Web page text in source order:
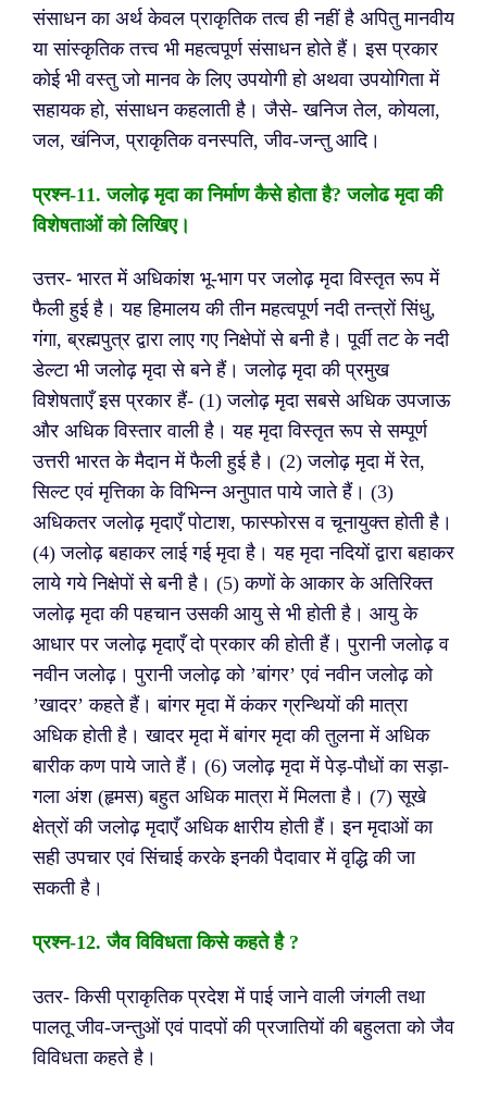
संसाधन का अर्थ केवल प्राकृतिक तत्व ही नहीं है अपितु मानवीय
या सांस्कृतिक तत्त्व भी महत्वपूर्ण संसाधन होते हैं। इस प्रकार
कोई भी वस्तु जो मानव के लिए उपयोगी हो अथवा उपयोगिता में
सहायक हो, संसाधन कहलाती है। जैसे- खनिज तेल, कोयला,
जल, खंनिज, प्राकृतिक वनस्पति, जीव-जन्तु आदि।
प्रश्न-11. जलोढ़ मृदा का निर्माण कैसे होता है? जलोढ मृदा की
विशेषताओं को लिखिए।
उत्तर- भारत में अधिकांश भू-भाग पर जलोढ़ मृदा विस्तृत रूप में
फैली हुई है। यह हिमालय की तीन महत्वपूर्ण नदी तन्त्रों सिंधु,
गंगा, ब्रह्मपुत्र द्वारा लाए गए निक्षेपों से बनी है। पूर्वी तट के नदी
डेल्टा भी जलोढ़ मृदा से बने हैं। जलोढ़ मृदा की प्रमुख
विशेषताएँ इस प्रकार हैं- (1) जलोढ़ मृदा सबसे अधिक उपजाऊ
और अधिक विस्तार वाली है। यह मृदा विस्तृत रूप से सम्पूर्ण
उत्तरी भारत के मैदान में फैली हुई है। (2) जलोढ़ मृदा में रेत,
सिल्ट एवं मृत्तिका के विभिन्न अनुपात पाये जाते हैं। (3)
अधिकतर जलोढ़ मृदाएँ पोटाश, फास्फोरस व चूनायुक्त होती है।
(4) जलोढ़ बहाकर लाई गई मृदा है। यह मृदा नदियों द्वारा बहाकर
लाये गये निक्षेपों से बनी है। (5) कणों के आकार के अतिरिक्त
जलोढ़ मृदा की पहचान उसकी आयु से भी होती है। आयु के
आधार पर जलोढ़ मृदाएँ दो प्रकार की होती हैं। पुरानी जलोढ़ व
नवीन जलोढ़। पुरानी जलोढ़ को ’बांगर’ एवं नवीन जलोढ़ को
’खादर’ कहते हैं। बांगर मृदा में कंकर ग्रन्थियों की मात्रा
अधिक होती है। खादर मृदा में बांगर मृदा की तुलना में अधिक
बारीक कण पाये जाते हैं। (6) जलोढ़ मृदा में पेड़-पौधों का सड़ा-
गला अंश (हृमस) बहुत अधिक मात्रा में मिलता है। (7) सूखे
क्षेत्रों की जलोढ़ मृदाएँ अधिक क्षारीय होती हैं। इन मृदाओं का
सही उपचार एवं सिंचाई करके इनकी पैदावार में वृद्धि की जा
सकती है।
प्रश्न-12. जैव विविधता किसे कहते है ?
उतर- किसी प्राकृतिक प्रदेश में पाई जाने वाली जंगली तथा
पालतू जीव-जन्तुओं एवं पादपों की प्रजातियों की बहुलता को जैव
विविधता कहते है।